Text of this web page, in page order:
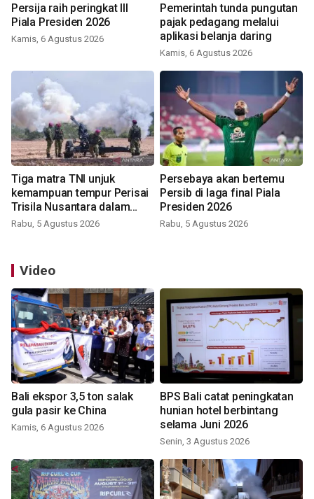
Persija raih peringkat III
Piala Presiden 2026
Kamis, 6 Agustus 2026
Pemerintah tunda pungutan
pajak pedagang melalui
aplikasi belanja daring
Kamis, 6 Agustus 2026
Tiga matra TNI unjuk
kemampuan tempur Perisai
Trisila Nusantara dalam
latihan di Kepri
Rabu, 5 Agustus 2026
Persebaya akan bertemu
Persib di laga final Piala
Presiden 2026
Rabu, 5 Agustus 2026
Video
Bali ekspor 3,5 ton salak
gula pasir ke China
Kamis, 6 Agustus 2026
BPS Bali catat peningkatan
hunian hotel berbintang
selama Juni 2026
Senin, 3 Agustus 2026